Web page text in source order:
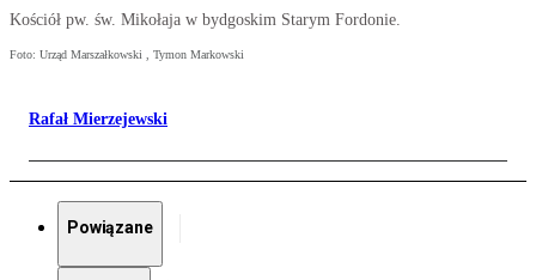
Kościół pw. św. Mikołaja w bydgoskim Starym Fordonie.
Foto: Urząd Marszałkowski , Tymon Markowski
Rafał Mierzejewski
Powiązane